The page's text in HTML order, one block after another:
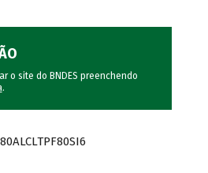
o site do BNDES preenchendo
.